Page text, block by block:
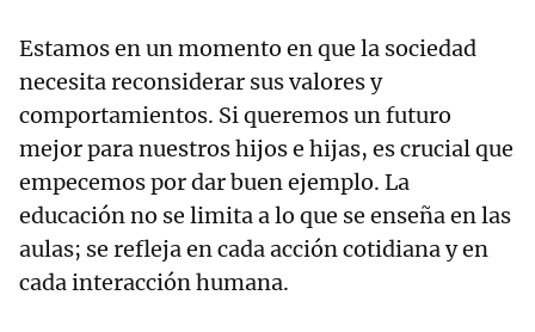
Estamos en un momento en que la sociedad
necesita reconsiderar sus valores y
comportamientos. Si queremos un futuro
mejor para nuestros hijos e hijas, es crucial que
empecemos por dar buen ejemplo. La
educación no se limita a lo que se enseña en las
aulas; se refleja en cada acción cotidiana y en
cada interacción humana.